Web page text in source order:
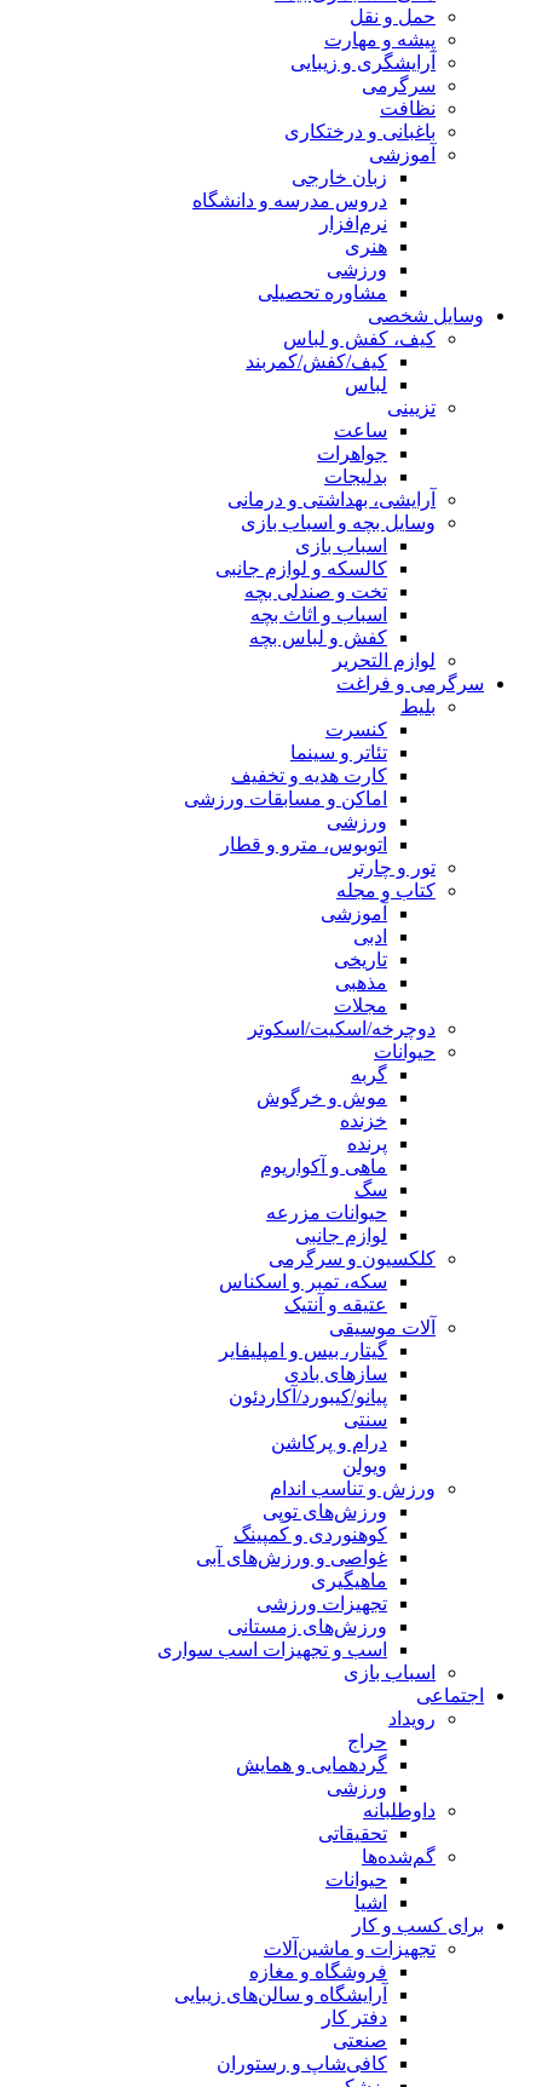
حمل و نقل
پیشه و مهارت
آرایشگری و زیبایی
سرگرمی
نظافت
باغبانی و درختکاری
آموزشی
زبان خارجی
دروس مدرسه و دانشگاه
نرم‌افزار
هنری
ورزشی
مشاوره تحصیلی
وسایل شخصی
کیف، کفش و لباس
کیف/کفش/کمربند
لباس
تزیینی
ساعت
جواهرات
بدلیجات
آرایشی، بهداشتی و درمانی
وسایل بچه و اسباب بازی
اسباب بازی
کالسکه و لوازم جانبی
تخت و صندلی بچه
اسباب و اثاث بچه
کفش و لباس بچه
لوازم التحریر
سرگرمی و فراغت
بلیط
کنسرت
تئاتر و سینما
کارت هدیه و تخفیف
اماکن و مسابقات ورزشی
ورزشی
اتوبوس، مترو و قطار
تور و چارتر
کتاب و مجله
آموزشی
ادبی
تاریخی
مذهبی
مجلات
دوچرخه/اسکیت/اسکوتر
حیوانات
گربه
موش و خرگوش
خزنده
پرنده
ماهی و آکواریوم
سگ
حیوانات مزرعه
لوازم جانبی
کلکسیون و سرگرمی
سکه، تمبر و اسکناس
عتیقه و آنتیک
آلات موسیقی
گیتار، بیس و امپلیفایر
سازهای بادی
پیانو/کیبورد/آکاردئون
سنتی
درام و پرکاشن
ویولن
ورزش و تناسب اندام
ورزش‌های توپی
کوهنوردی و کمپینگ
غواصی و ورزش‌های آبی
ماهیگیری
تجهیزات ورزشی
ورزش‌های زمستانی
اسب و تجهیزات اسب سواری
اسباب‌ بازی
اجتماعی
رویداد
حراج
گردهمایی و همایش
ورزشی
داوطلبانه
تحقیقاتی
گم‌شده‌ها
حیوانات
اشیا
برای کسب و کار
تجهیزات و ماشین‌آلات
فروشگاه و مغازه
آرایشگاه و سالن‌های زیبایی
دفتر کار
صنعتی
کافی‌شاپ و رستوران